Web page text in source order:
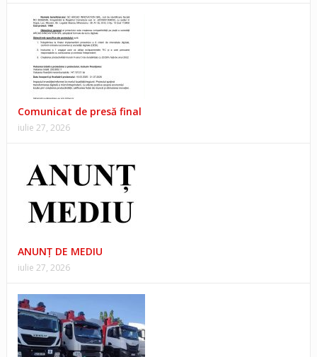
Comunicat de presă final
iulie 27, 2026
ANUNŢ DE MEDIU
iulie 27, 2026